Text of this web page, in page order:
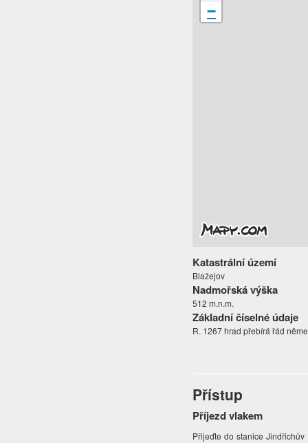
−
Katastrální území
Blažejov
Nadmořská výška
512 m.n.m.
Základní číselné údaje
R. 1267 hrad přebírá řád
Přístup
Příjezd vlakem
Přijeďte do stanice